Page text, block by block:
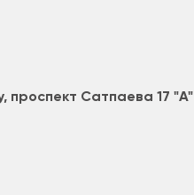
проспект Сатпаева 17 "А"